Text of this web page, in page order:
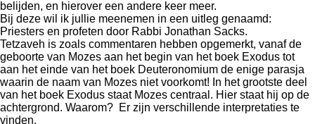
belijden, en hierover een andere keer meer.
Bij deze wil ik jullie meenemen in een uitleg genaamd:
Priesters en profeten door Rabbi Jonathan Sacks.
Tetzaveh is zoals commentaren hebben opgemerkt, vanaf de
geboorte van Mozes aan het begin van het boek Exodus tot
aan het einde van het boek Deuteronomium de enige parasja
waarin de naam van Mozes niet voorkomt! In het grootste deel
van het boek Exodus staat Mozes centraal. Hier staat hij op de
achtergrond. Waarom? Er zijn verschillende interpretaties te
vinden.